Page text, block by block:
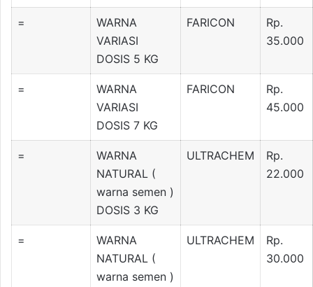
=
WARNA
VARIASI
DOSIS 5 KG
FARICON
Rp.
35.000
=
WARNA
VARIASI
DOSIS 7 KG
FARICON
Rp.
45.000
=
WARNA
NATURAL (
warna semen )
DOSIS 3 KG
ULTRACHEM
Rp.
22.000
=
WARNA
NATURAL (
warna semen )
ULTRACHEM
Rp.
30.000